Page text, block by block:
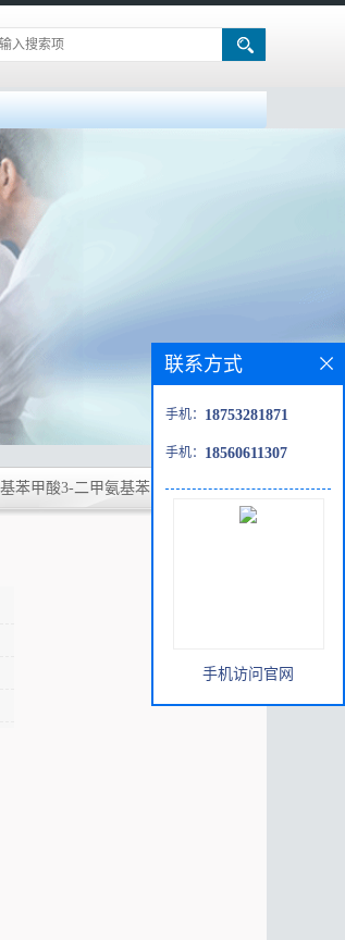
苯甲酸3-二甲氨基苯甲酸99-64-9青
联系方式
手机： 18753281871
手机： 18560611307
手机访问官网